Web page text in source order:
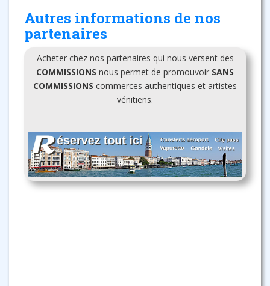
Autres informations de nos
partenaires
Acheter chez nos partenaires qui nous versent des
COMMISSIONS nous permet de promouvoir SANS
COMMISSIONS commerces authentiques et artistes
vénitiens.